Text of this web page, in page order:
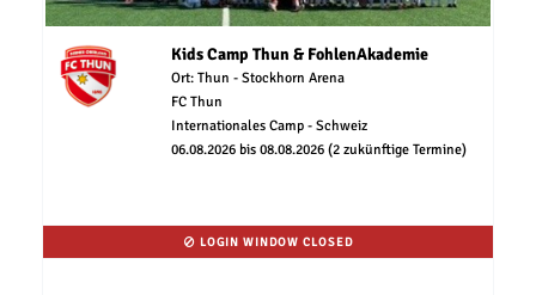
Kids Camp Thun & FohlenAkademie
Ort: Thun - Stockhorn Arena
FC Thun
Internationales Camp - Schweiz
06.08.2026 bis 08.08.2026 (2 zukünftige Termine)
LOGIN WINDOW CLOSED